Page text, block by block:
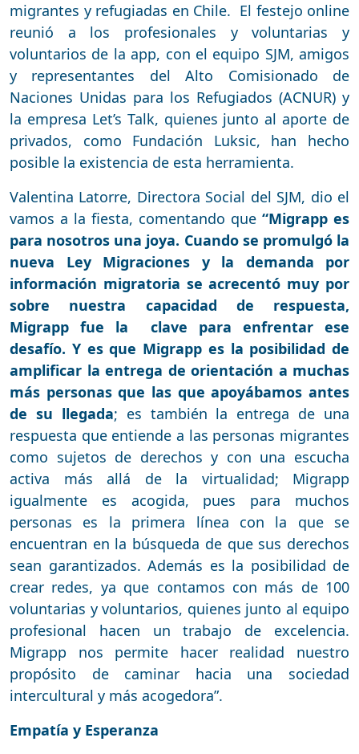
migrantes y refugiadas en Chile. El festejo online
reunió a los profesionales y voluntarias y
voluntarios de la app, con el equipo SJM, amigos
y representantes del Alto Comisionado de
Naciones Unidas para los Refugiados (ACNUR) y
la empresa Let’s Talk, quienes junto al aporte de
privados, como Fundación Luksic, han hecho
posible la existencia de esta herramienta.
Valentina Latorre, Directora Social del SJM, dio el
vamos a la fiesta, comentando que “Migrapp es
para nosotros una joya. Cuando se promulgó la
nueva Ley Migraciones y la demanda por
información migratoria se acrecentó muy por
sobre nuestra capacidad de respuesta,
Migrapp fue la clave para enfrentar ese
desafío. Y es que Migrapp es la posibilidad de
amplificar la entrega de orientación a muchas
más personas que las que apoyábamos antes
de su llegada; es también la entrega de una
respuesta que entiende a las personas migrantes
como sujetos de derechos y con una escucha
activa más allá de la virtualidad; Migrapp
igualmente es acogida, pues para muchos
personas es la primera línea con la que se
encuentran en la búsqueda de que sus derechos
sean garantizados. Además es la posibilidad de
crear redes, ya que contamos con más de 100
voluntarias y voluntarios, quienes junto al equipo
profesional hacen un trabajo de excelencia.
Migrapp nos permite hacer realidad nuestro
propósito de caminar hacia una sociedad
intercultural y más acogedora”.
Empatía y Esperanza